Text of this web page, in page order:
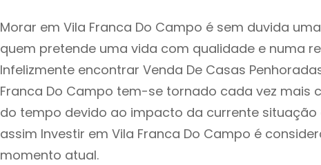
Morar em Vila Franca Do Campo é sem duvida
quem pretende uma vida com qualidade e numa
Infelizmente encontrar Venda De Casas
Franca Do Campo tem-se tornado cada vez mais
do tempo devido ao impacto da currente situação
assim Investir em Vila Franca Do Campo é
momento atual.